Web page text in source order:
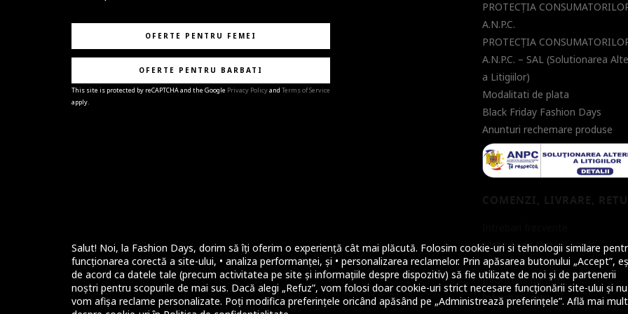
Salut! Noi, la Fashion Days, dorim să îți oferim o experiență cât mai plăcută. Folosim cookie-uri si tehnologii similare
funcționarea corectă a site-ului, • analiza performanței, și • personalizarea reclamelor. Prin apăsarea butonului „Accept”,
de acord ca datele tale (precum activitatea pe site și informațiile despre dispozitiv) să fie utilizate de noi și de partenerii
noștri pentru scopurile de mai sus. Dacă alegi „Refuz”, vom folosi doar cookie-uri strict necesare funcționării site-ului și nu
vom afișa reclame personalizate. Poți modifica preferințele oricând apăsând pe „Administrează preferințele”. Află mai
OFERTE PENTRU FEMEI
OFERTE PENTRU BARBATI
This site is protected by reCAPTCHA and the Google Privacy Policyand Terms of Service
apply.
PROTECŢIA
A.N.P.C.
PROTECŢIA
A.N.P.C. – SAL (Solutionarea
a Litigiilor)
Modalitati de plata
Black Friday Fashion Days
Anunturi rechemare produse
COMENZI, LIVRARE,
Metode de plata
Metode de livrare
Informatii garantii
Informatii retur